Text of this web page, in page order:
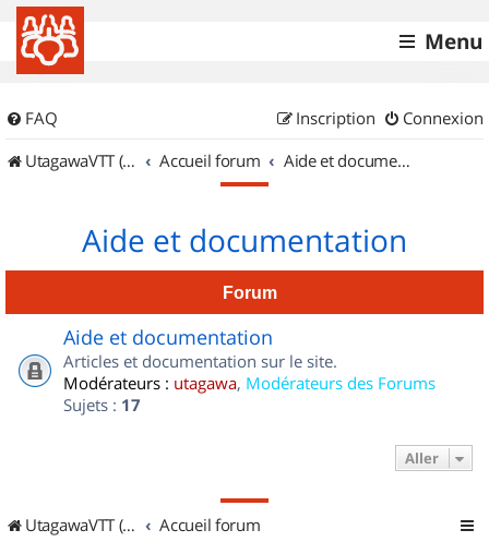
Menu
FAQ Connexion
Inscription
UtagawaVTT (Randos VTT et VTTAE avec traces GPS)
Accueil forum Aide et documentation
Aide et documentation
Forum
Aide et documentation
Articles et documentation sur le site.
Modérateurs : utagawa, Modérateurs des Forums
Sujets : 17
Aller
UtagawaVTT (Randos VTT et VTTAE avec traces GPS) Accueil forum